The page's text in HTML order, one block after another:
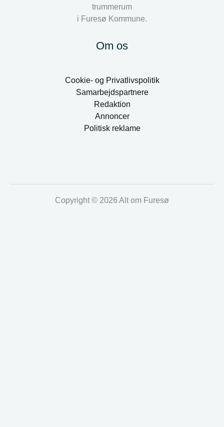
trummerum
i Furesø Kommune.
Om os
Cookie- og Privatlivspolitik
Samarbejdspartnere
Redaktion
Annoncer
Politisk reklame
Copyright © 2026 Alt om Furesø